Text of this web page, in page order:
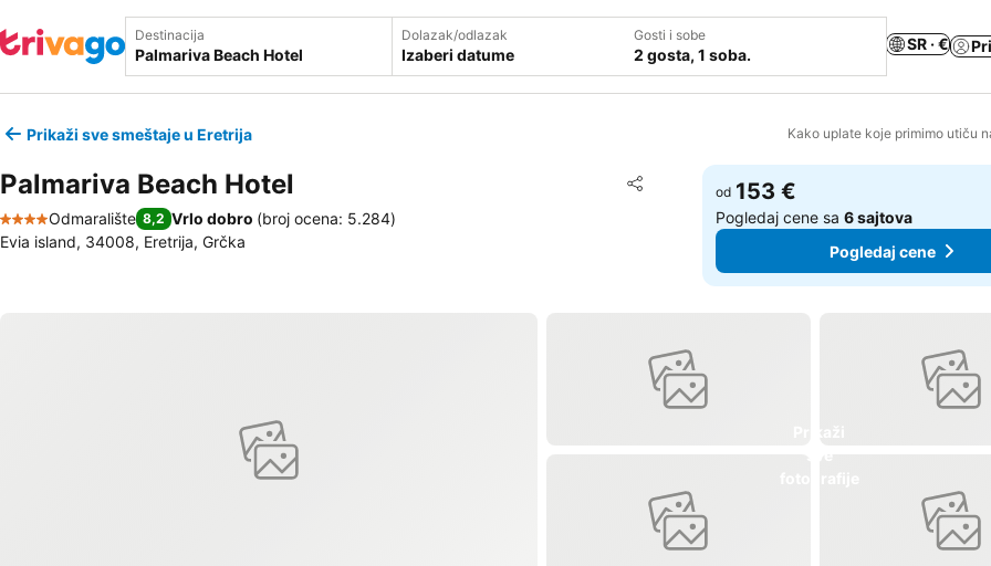
Destinacija Dolazak/odlazak
Izaberi datume
Gosti i sobe
2 gosta, 1 soba.
SR · €
Prikaži sve smeštaje u Eretrija Kako uplate koje primimo utiču
Palmariva Beach Hotel Deli
Dodati u favorite
4 Zvezdice
Odmaralište 8,2 Vrlo dobro (broj ocena: 5.284)
Evia island, 34008, Eretrija, Grčka
od 153 €
Pogledaj cene sa6 sajtova
Pogledaj cene